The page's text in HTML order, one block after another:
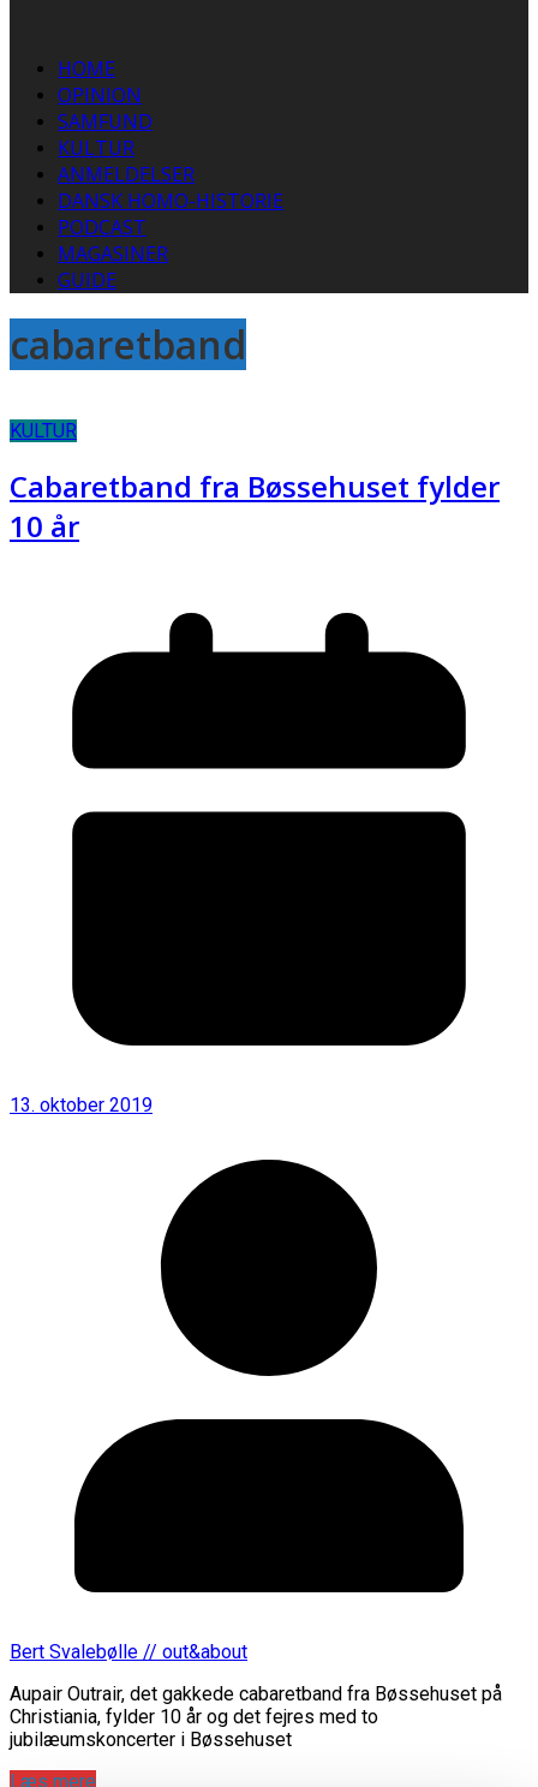
HOME
OPINION
SAMFUND
KULTUR
ANMELDELSER
DANSK HOMO-HISTORIE
PODCAST
MAGASINER
GUIDE
cabaretband
KULTUR
Cabaretband fra Bøssehuset fylder
10 år
13. oktober 2019
Bert Svalebølle // out&about
Aupair Outrair, det gakkede cabaretband fra Bøssehuset på
Christiania, fylder 10 år og det fejres med to
jubilæumskoncerter i Bøssehuset
Læs mere